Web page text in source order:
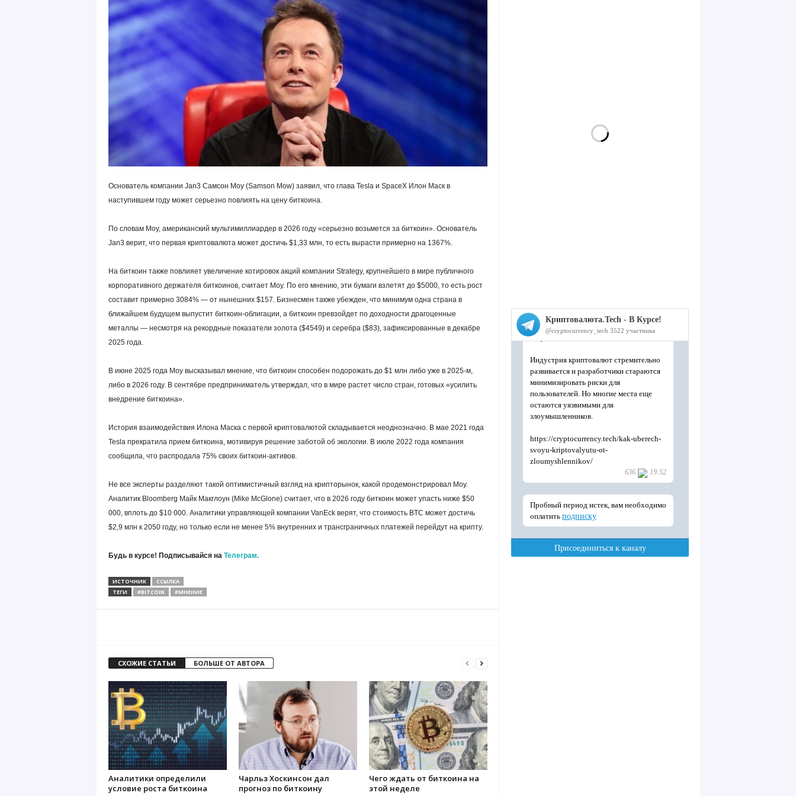
Основатель компании Jan3 Самсон Моу (Samson Mow) заявил, что глава Tesla и SpaceX Илон Маск в
наступившем году может серьезно повлиять на цену биткоина.
По словам Моу, американский мультимиллиардер в 2026 году «серьезно возьмется за биткоин». Основатель
Jan3 верит, что первая криптовалюта может достичь $1,33 млн, то есть вырасти примерно на 1367%.
На биткоин также повлияет увеличение котировок акций компании Strategy, крупнейшего в мире публичного
корпоративного держателя биткоинов, считает Моу. По его мнению, эти бумаги взлетят до $5000, то есть рост
составит примерно 3084% — от нынешних $157. Бизнесмен также убежден, что минимум одна страна в
ближайшем будущем выпустит биткоин‑облигации, а биткоин превзойдет по доходности драгоценные
металлы — несмотря на рекордные показатели золота ($4549) и серебра ($83), зафиксированные в декабре
2025 года.
В июне 2025 года Моу высказывал мнение, что биткоин способен подорожать до $1 млн либо уже в 2025‑м,
либо в 2026 году. В сентябре предприниматель утверждал, что в мире растет число стран, готовых «усилить
внедрение биткоина».
История взаимодействия Илона Маска с первой криптовалютой складывается неоднозначно. В мае 2021 года
Tesla прекратила прием биткоина, мотивируя решение заботой об экологии. В июле 2022 года компания
сообщила, что распродала 75% своих биткоин‑активов.
Не все эксперты разделяют такой оптимистичный взгляд на крипторынок, какой продемонстрировал Моу.
Аналитик Bloomberg Майк Макглоун (Mike McGlone) считает, что в 2026 году биткоин может упасть ниже $50
000, вплоть до $10 000. Аналитики управляющей компании VanEck верят, что стоимость BTC может достичь
$2,9 млн к 2050 году, но только если не менее 5% внутренних и трансграничных платежей перейдут на крипту.
Будь в курсе! Подписывайся на Телеграм.
ИСТОЧНИК
ССЫЛКА
ТЕГИ
#BITCOIN #МНЕНИЕ
СХОЖИЕ СТАТЬИ БОЛЬШЕ ОТ АВТОРА
Аналитики определили
условие роста биткоина
Чарльз Хоскинсон дал
прогноз по биткоину
Чего ждать от биткоина на
этой неделе